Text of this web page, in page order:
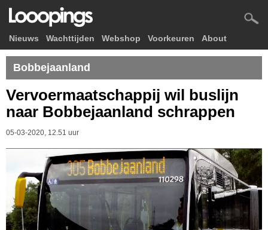
Nieuws Wachttijden Webshop Voorkeuren About
Bobbejaanland
Vervoermaatschappij wil buslijn
naar Bobbejaanland schrappen
05-03-2020, 12.51 uur